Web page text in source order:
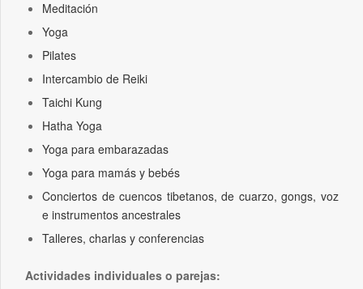
Meditación
Yoga
Pilates
Intercambio de Reiki
Taichi Kung
Hatha Yoga
Yoga para embarazadas
Yoga para mamás y bebés
Conciertos de cuencos tibetanos, de cuarzo, gongs, voz
e instrumentos ancestrales
Talleres, charlas y conferencias
Actividades individuales o parejas: